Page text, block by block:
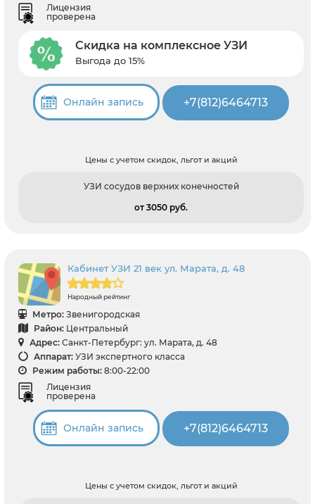
Лицензия
проверена
Скидка на комплексное УЗИ
Выгода до 15%
Онлайн запись +7(812)6464713
Цены с учетом скидок, льгот и акций
УЗИ сосудов верхних конечностей
от 3050 pуб.
Кабинет УЗИ 21 век ул. Марата, д. 48
Народный рейтинг
Метро: Звенигородская
Район: Центральный
Адрес: Санкт-Петербург: ул. Марата, д. 48
Аппарат: УЗИ экспертного класса
Режим работы: 8:00-22:00
Лицензия
проверена
Онлайн запись +7(812)6464713
Цены с учетом скидок, льгот и акций